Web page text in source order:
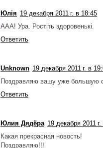
Юлія 19 декабря 2011 г. в 18:45
ААА! Ура. Ростіть здоровенькі.
Ответить
Unknown 19 декабря 2011 г. в
Поздравляю вашу уже большую
Ответить
Юлия Дядёра 19 декабря 2011
Какая прекрасная новость!
Поздравляю!!!